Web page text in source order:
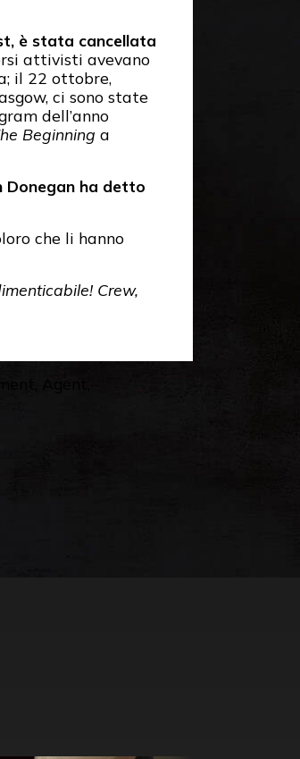
è stata cancellata
attivisti avevano
il 22 ottobre,
ci sono state
dell’anno
Beginning a
Donegan ha detto
che li hanno
Crew,